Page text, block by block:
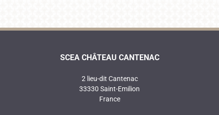
SCEA CHÂTEAU CANTENAC
2 lieu-dit Cantenac
33330 Saint-Emilion
France